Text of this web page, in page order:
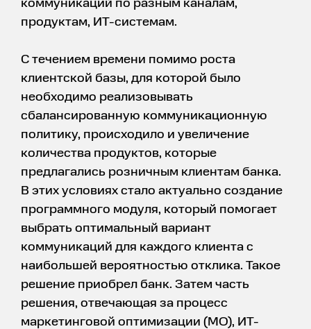
коммуникаций по разным каналам,
продуктам, ИТ-системам.
С течением времени помимо роста
клиентской базы, для которой было
необходимо реализовывать
сбалансированную коммуникационную
политику, происходило и увеличение
количества продуктов, которые
предлагались розничным клиентам банка.
В этих условиях стало актуально создание
программного модуля, который помогает
выбрать оптимальный вариант
коммуникаций для каждого клиента с
наибольшей вероятностью отклика. Такое
решение приобрел банк. Затем часть
решения, отвечающая за процесс
маркетинговой оптимизации (МО), ИТ-